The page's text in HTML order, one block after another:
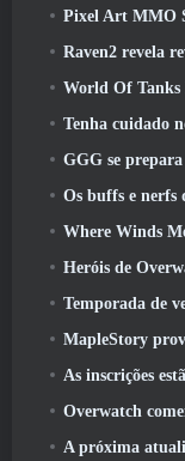
Pixel Art MMO
Raven2 revela
World Of Tanks Heat
Tenha cuidado no
GGG se prepara para mover o
Os buffs e nerfs
Where Winds Meet anuncia
Heróis de Overwatch
Temporada de
MapleStory
As inscrições estão em
Overwatch
A próxima atualização